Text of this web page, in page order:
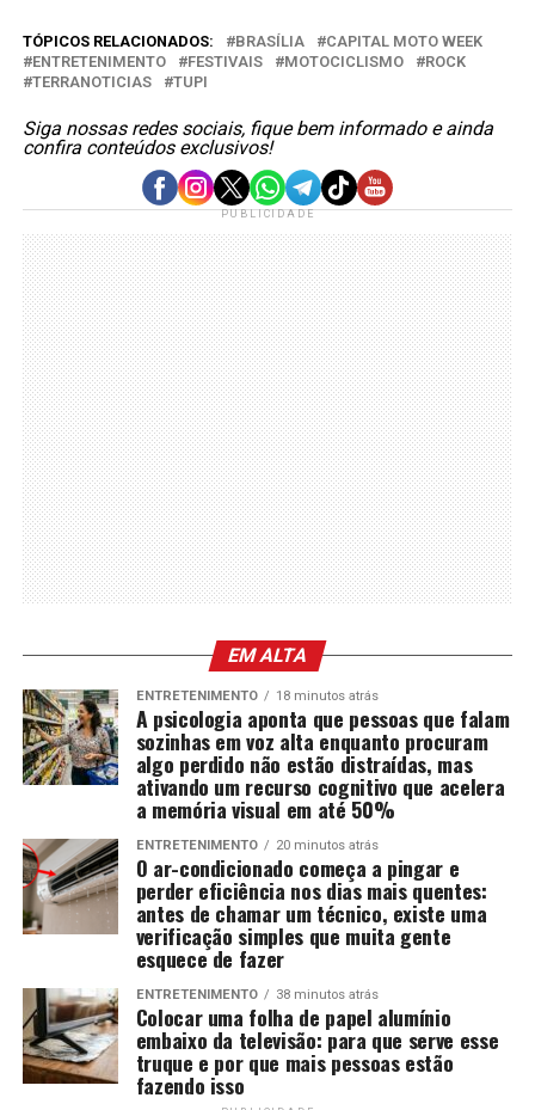
TÓPICOS RELACIONADOS: BRASÍLIA
CAPITAL MOTO WEEK
ENTRETENIMENTO
FESTIVAIS MOTOCICLISMO
ROCK
TERRANOTICIAS
TUPI
Siga nossas redes sociais, fique bem informado e ainda
confira conteúdos exclusivos!
PUBLICIDADE
EM ALTA
ENTRETENIMENTO 18 minutos atrás
A psicologia aponta que pessoas que falam
sozinhas em voz alta enquanto procuram
algo perdido não estão distraídas, mas
ativando um recurso cognitivo que acelera
a memória visual em até 50%
ENTRETENIMENTO 20 minutos atrás
O ar-condicionado começa a pingar e
perder eficiência nos dias mais quentes:
antes de chamar um técnico, existe uma
verificação simples que muita gente
esquece de fazer
ENTRETENIMENTO 38 minutos atrás
Colocar uma folha de papel alumínio
embaixo da televisão: para que serve esse
truque e por que mais pessoas estão
fazendo isso